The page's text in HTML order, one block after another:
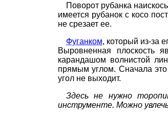
Поворот рубанка
имеется рубанок с косо
не срезает ее.
Фуганком, который из-за
Выровненная плоскость
карандашом волнистой
прямым углом. Сначала это
угол не выходит.
Здесь не нужно
инструменте. Можно